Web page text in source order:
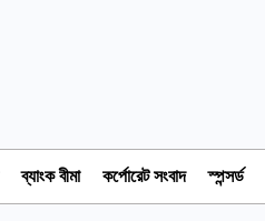
ব্যাংক বীমা কর্পোরেট সংবাদ স্পন্সর্ড